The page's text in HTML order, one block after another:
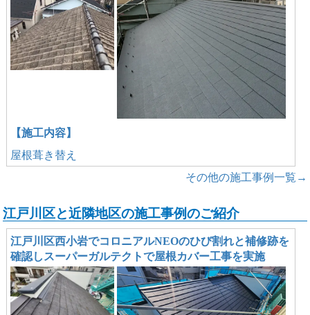
【施工内容】
屋根葺き替え
その他の施工事例一覧→
江戸川区と近隣地区の施工事例のご紹介
江戸川区西小岩でコロニアルNEOのひび割れと補修跡を
確認しスーパーガルテクトで屋根カバー工事を実施